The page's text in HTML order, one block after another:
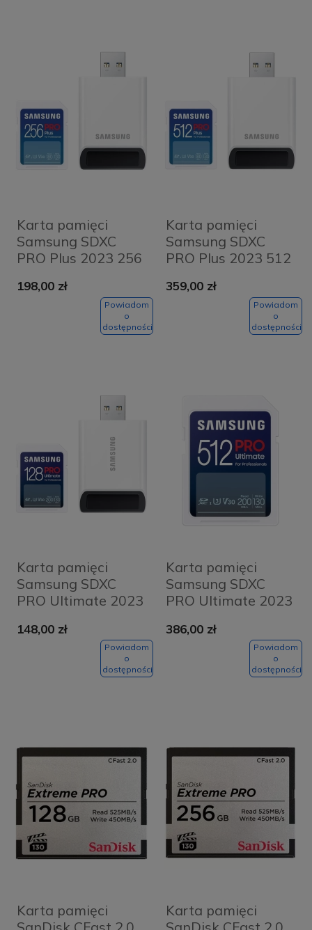
Karta pamięci
Samsung SDXC
PRO Plus 2023 256
(180 MB/s) +
198,00 zł
Powiadom
o
dostępności
Karta pamięci
Samsung SDXC
PRO Plus 2023 512
(180 MB/s) +
359,00 zł
Powiadom
o
dostępności
Karta pamięci
Samsung SDXC
PRO Ultimate 2023
UHS-I (200 MB/s) +
148,00 zł
Powiadom
o
dostępności
Karta pamięci
Samsung SDXC
PRO Ultimate 2023
UHS-I (200 MB/s)
386,00 zł
Powiadom
o
dostępności
Karta pamięci
SanDisk CFast 2.0
Karta pamięci
SanDisk CFast 2.0